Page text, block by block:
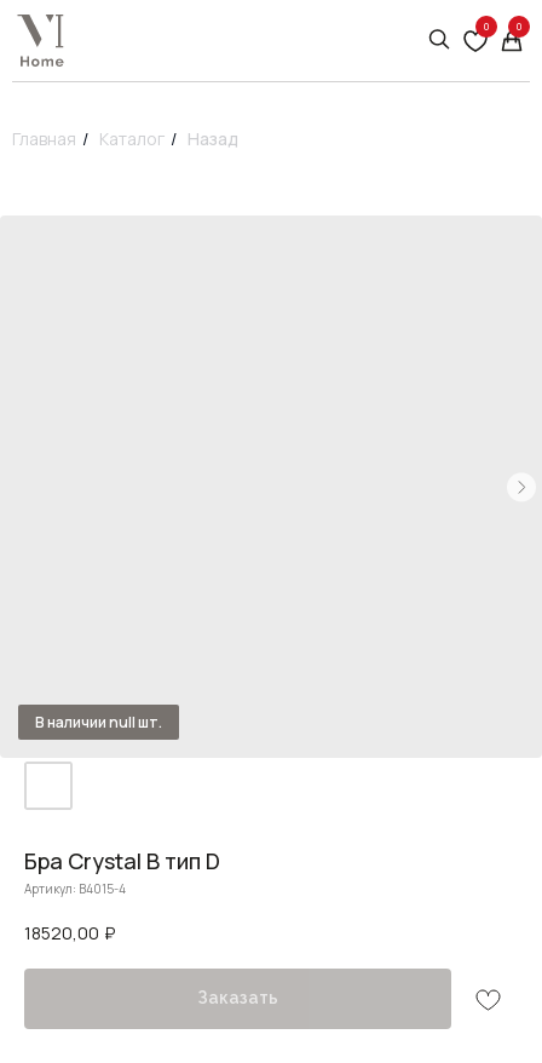
0 0
Главная / Каталог / Назад
Бра Crystal B тип D
Артикул: B4015-4
18520,00 ₽
Заказать